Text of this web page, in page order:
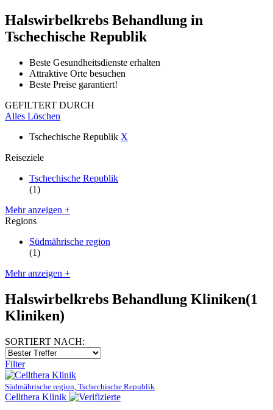
Halswirbelkrebs Behandlung in
Tschechische Republik
Beste Gesundheitsdienste erhalten
Attraktive Orte besuchen
Beste Preise garantiert!
GEFILTERT DURCH
Alles Löschen
Tschechische Republik X
Reiseziele
Tschechische Republik
(1)
Mehr anzeigen +
Regions
Südmährische region
(1)
Mehr anzeigen +
Halswirbelkrebs Behandlung Kliniken(1
Kliniken)
SORTIERT NACH:
Filter
Südmährische region, Tschechische Republik
Cellthera Klinik